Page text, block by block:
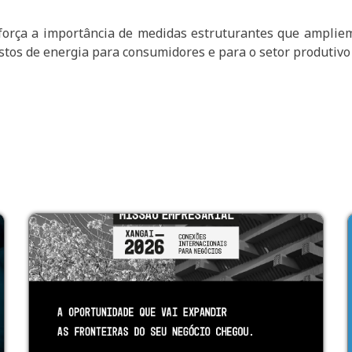
a importância de medidas estruturantes que
de energia para consumidores e para o setor